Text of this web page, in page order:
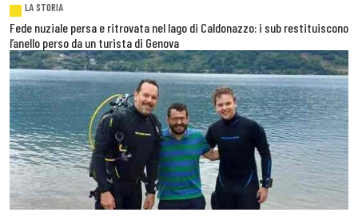
LA STORIA
Fede nuziale persa e ritrovata nel lago di Caldonazzo: i sub restituiscono
l’anello perso da un turista di Genova